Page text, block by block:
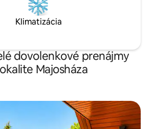
Klimatizácia
dovolenkové prenájmy
Majosháza